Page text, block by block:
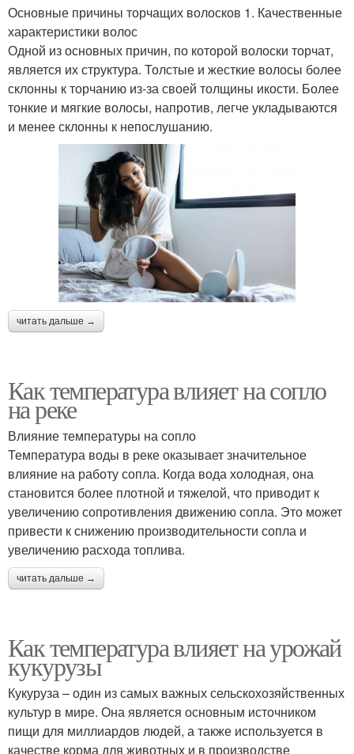
Основные причины торчащих волосков 1. Качественные
характеристики волос
Одной из основных причин, по которой волоски торчат,
является их структура. Толстые и жесткие волосы более
склонны к торчанию из-за своей толщины икости. Более
тонкие и мягкие волосы, напротив, легче укладываются
и менее склонны к непослушанию.
читать дальше →
Как температура влияет на сопло
на реке
Влияние температуры на сопло
Температура воды в реке оказывает значительное
влияние на работу сопла. Когда вода холодная, она
становится более плотной и тяжелой, что приводит к
увеличению сопротивления движению сопла. Это может
привести к снижению производительности сопла и
увеличению расхода топлива.
читать дальше →
Как температура влияет на урожай
кукурузы
Кукуруза – один из самых важных сельскохозяйственных
культур в мире. Она является основным источником
пищи для миллиардов людей, а также используется в
качестве корма для животных и в производстве